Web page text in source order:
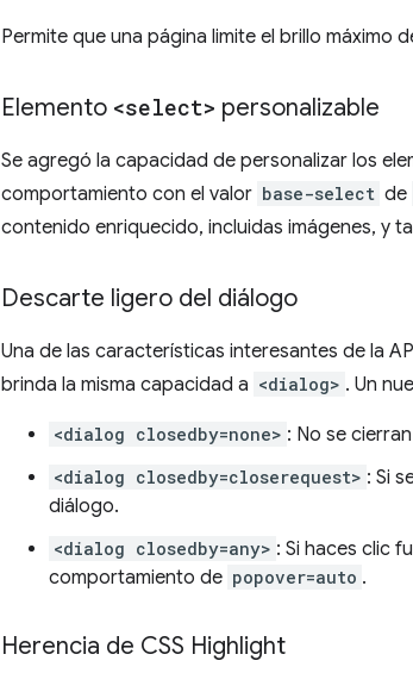
Permite que una página limite el brillo máximo
Elemento <select> personalizable
Se agregó la capacidad de personalizar los
comportamiento con el valor base-select de
contenido enriquecido, incluidas imágenes, y
Descarte ligero del diálogo
Una de las características interesantes de la
brinda la misma capacidad a <dialog> . Un
<dialog closedby=none> : No se
<dialog closedby=closerequest> : Si
diálogo.
<dialog closedby=any> : Si haces clic
comportamiento de popover=auto .
Herencia de CSS Highlight